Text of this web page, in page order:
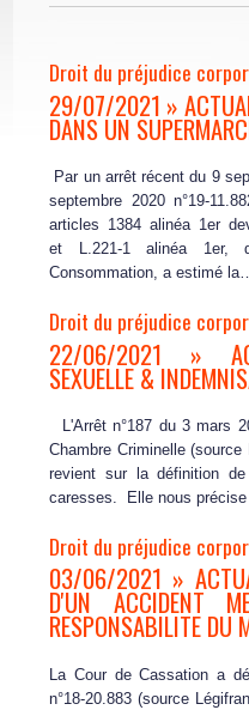
Droit du préjudice
29/07/2021 »
DANS UN
Par un arrêt récent du 9
septembre 2020 n°19-
articles 1384 alinéa 1er
et L.221-1 alinéa 1er,
Consommation, a estimé
Droit du préjudice
22/06/2021 »
SEXUELLE &
L'Arrêt n°187 du 3 mars
Chambre Criminelle
revient sur la définition
caresses. Elle nous
Droit du préjudice
03/06/2021 »
D'UN ACCIDENT
RESPONSABILITE DU
La Cour de Cassation a
n°18-20.883 (source